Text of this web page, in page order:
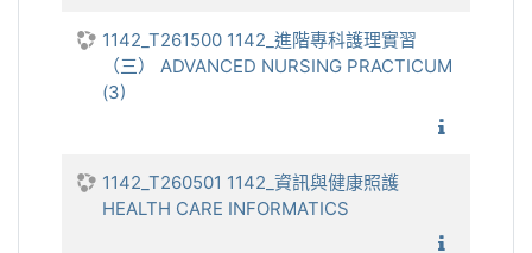
1142_T261500 1142_進階專科護理實習
（三） ADVANCED NURSING PRACTICUM
(3)
1142_T260501 1142_資訊與健康照護
HEALTH CARE INFORMATICS